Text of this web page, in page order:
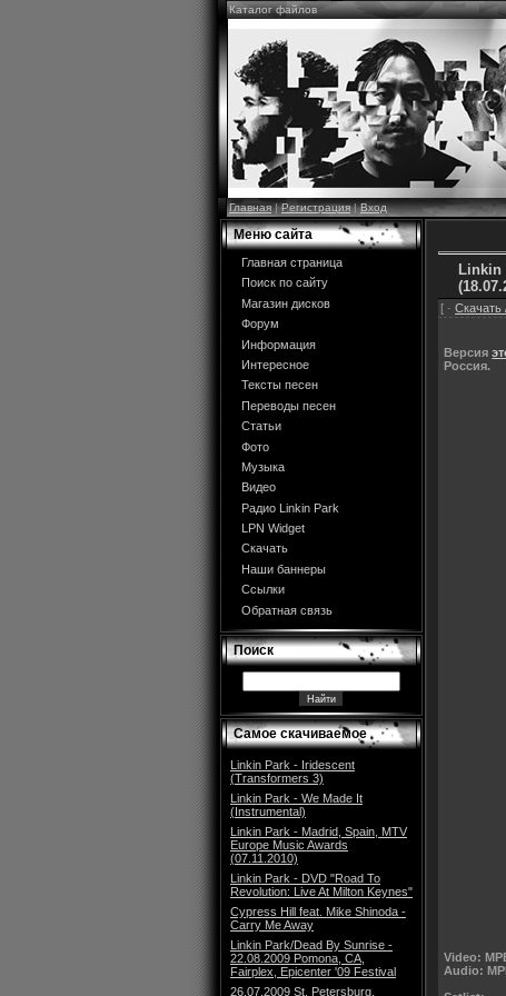
Каталог файлов
Главная|Регистрация|Вход
Меню сайта
Главная страница
Поиск по сайту
Магазин дисков
Форум
Информация
Интересное
Тексты песен
Переводы песен
Статьи
Фото
Музыка
Видео
Радио Linkin Park
LPN Widget
Скачать
Наши баннеры
Ссылки
Обратная связь
Поиск
Самое скачиваемое
Linkin Park - Iridescent
(Transformers 3)
Linkin Park - We Made It
(Instrumental)
Linkin Park - Madrid, Spain, MTV
Europe Music Awards
(07.11.2010)
Linkin Park - DVD "Road To
Revolution: Live At Milton Keynes"
Cypress Hill feat. Mike Shinoda -
Carry Me Away
Linkin Park/Dead By Sunrise -
22.08.2009 Pomona, CA,
Fairplex, Epicenter '09 Festival
26.07.2009 St. Petersburg,
Linkin
[ · Скачать
Версия
Россия.
Video:
Audio: